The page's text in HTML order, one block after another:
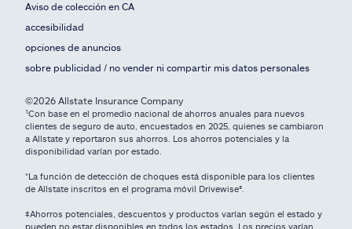
Aviso de colección en CA
accesibilidad
opciones de anuncios
sobre publicidad / no vender ni compartir mis datos personales
©2026 Allstate Insurance Company
¹Con base en el promedio nacional de ahorros anuales para nuevos
clientes de seguro de auto, encuestados en 2025, quienes se cambiaron
a Allstate y reportaron sus ahorros. Los ahorros potenciales y la
disponibilidad varían por estado.
*La función de detección de choques está disponible para los clientes
de Allstate inscritos en el programa móvil Drivewise®.
‡Ahorros potenciales, descuentos y productos varían según el estado y
pueden no estar disponibles en todos los estados. Los precios varían